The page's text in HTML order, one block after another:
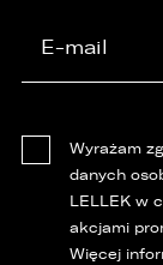
Wyrażam
danych
LELLEK w
akcjami
Więcej